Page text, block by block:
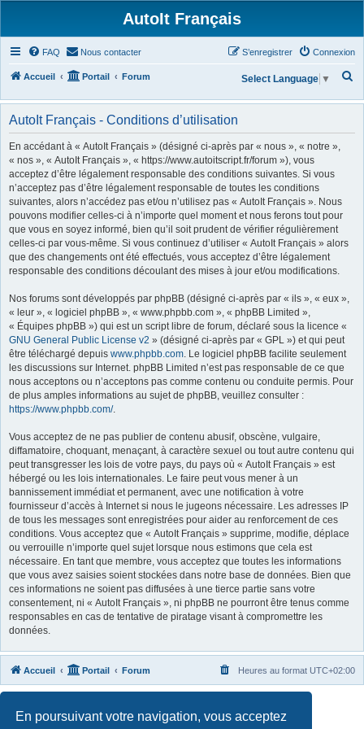
En poursuivant votre navigation, vous acceptez
AutoIt Français
FAQ Nous contacter Connexion
S’enregistrer
Accueil Portail Forum
h
Select Language ▼
AutoIt Français - Conditions d’utilisation
En accédant à « AutoIt Français » (désigné ci-après par « nous », « notre »,
« nos », « AutoIt Français », « https://www.autoitscript.fr/forum »), vous
acceptez d’être légalement responsable des conditions suivantes. Si vous
n’acceptez pas d’être légalement responsable de toutes les conditions
suivantes, alors n’accédez pas et/ou n’utilisez pas « AutoIt Français ». Nous
pouvons modifier celles-ci à n’importe quel moment et nous ferons tout pour
que vous en soyez informé, bien qu’il soit prudent de vérifier régulièrement
celles-ci par vous-même. Si vous continuez d’utiliser « AutoIt Français » alors
que des changements ont été effectués, vous acceptez d’être légalement
responsable des conditions découlant des mises à jour et/ou modifications.
Nos forums sont développés par phpBB (désigné ci-après par « ils », « eux »,
« leur », « logiciel phpBB », « www.phpbb.com », « phpBB Limited »,
« Équipes phpBB ») qui est un script libre de forum, déclaré sous la licence «
GNU General Public License v2 » (désigné ci-après par « GPL ») et qui peut
être téléchargé depuis www.phpbb.com. Le logiciel phpBB facilite seulement
les discussions sur Internet. phpBB Limited n’est pas responsable de ce que
nous acceptons ou n’acceptons pas comme contenu ou conduite permis. Pour
de plus amples informations au sujet de phpBB, veuillez consulter :
https://www.phpbb.com/.
Vous acceptez de ne pas publier de contenu abusif, obscène, vulgaire,
diffamatoire, choquant, menaçant, à caractère sexuel ou tout autre contenu qui
peut transgresser les lois de votre pays, du pays où « AutoIt Français » est
hébergé ou les lois internationales. Le faire peut vous mener à un
bannissement immédiat et permanent, avec une notification à votre
fournisseur d’accès à Internet si nous le jugeons nécessaire. Les adresses IP
de tous les messages sont enregistrées pour aider au renforcement de ces
conditions. Vous acceptez que « AutoIt Français » supprime, modifie, déplace
ou verrouille n’importe quel sujet lorsque nous estimons que cela est
nécessaire. En tant que membre, vous acceptez que toutes les informations
que vous avez saisies soient stockées dans notre base de données. Bien que
ces informations ne soient pas diffusées à une tierce partie sans votre
consentement, ni « AutoIt Français », ni phpBB ne pourront être tenus comme
responsables en cas de tentative de piratage visant à compromettre les
données.
Accueil Portail Forum Heures au format UTC+02:00
Traduit parphpBB-fr.com